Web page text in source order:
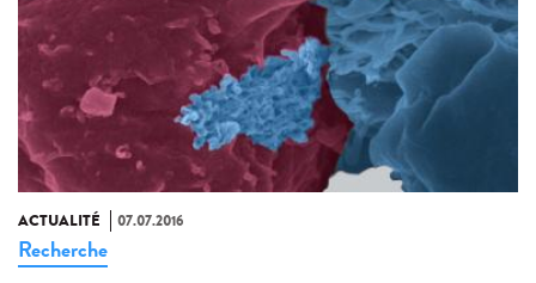
ACTUALITÉ 07.07.2016
Recherche